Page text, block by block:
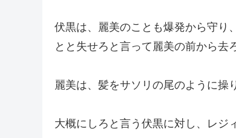
伏黒は、麗美のことも爆発から守り
とと失せろと言って麗美の前から去
麗美は、髪をサソリの尾のように操
大概にしろと言う伏黒に対し、レジ